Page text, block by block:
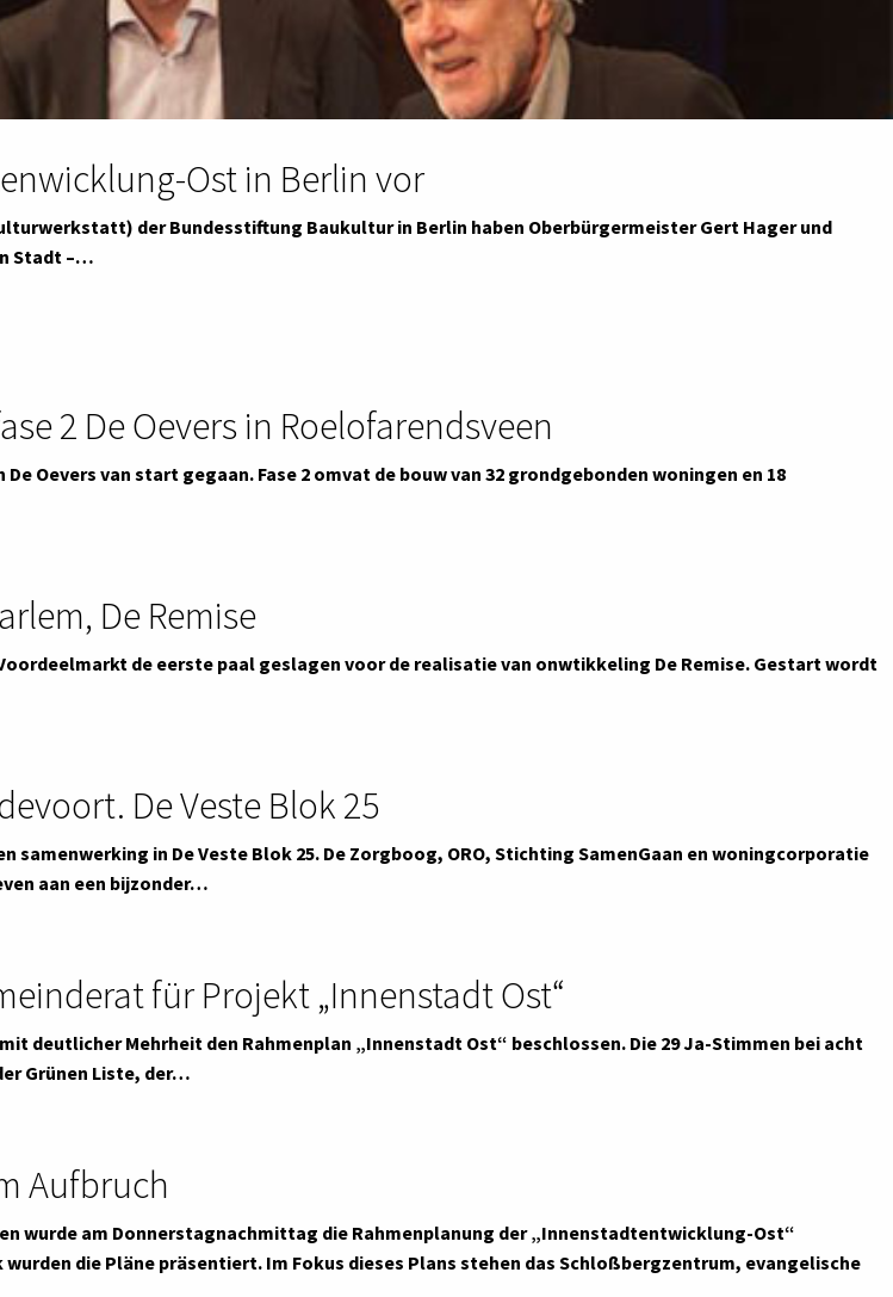
Ost in Berlin vor
der Bundesstiftung Baukultur in Berlin haben Oberbürgermeister Gert Hager und
Stadt –…
2 De Oevers in Roelofarendsveen
Oevers van start gegaan. Fase 2 omvat de bouw van 32 grondgebonden woningen en 18
De Remise
de eerste paal geslagen voor de realisatie van onwtikkeling De Remise. Gestart wordt
De Veste Blok 25
samenwerking in De Veste Blok 25. De Zorgboog, ORO, Stichting SamenGaan en woningcorporatie
aan een bijzonder…
für Projekt „Innenstadt Ost“
deutlicher Mehrheit den Rahmenplan „Innenstadt Ost“ beschlossen. Die 29 Ja-Stimmen bei acht
Grünen Liste, der…
Aufbruch
wurde am Donnerstagnachmittag die Rahmenplanung der „Innenstadtentwicklung-Ost“
die Pläne präsentiert. Im Fokus dieses Plans stehen das Schloßbergzentrum, evangelische